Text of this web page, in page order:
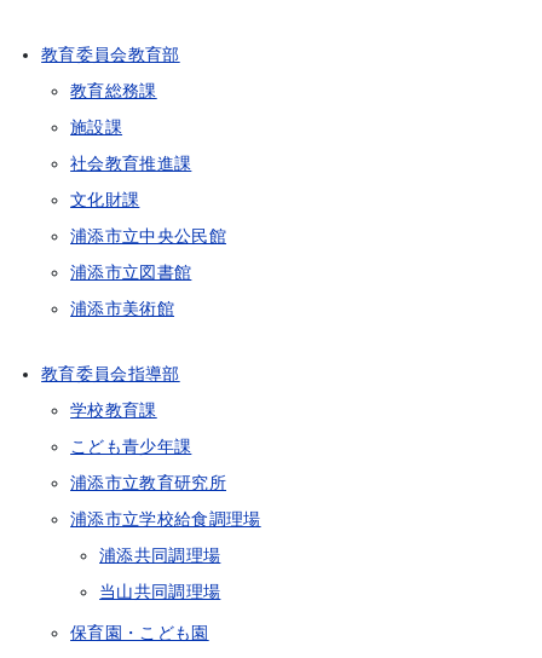
教育委員会教育部
教育総務課
施設課
社会教育推進課
文化財課
浦添市立中央公民館
浦添市立図書館
浦添市美術館
教育委員会指導部
学校教育課
こども青少年課
浦添市立教育研究所
浦添市立学校給食調理場
浦添共同調理場
当山共同調理場
保育園・こども園